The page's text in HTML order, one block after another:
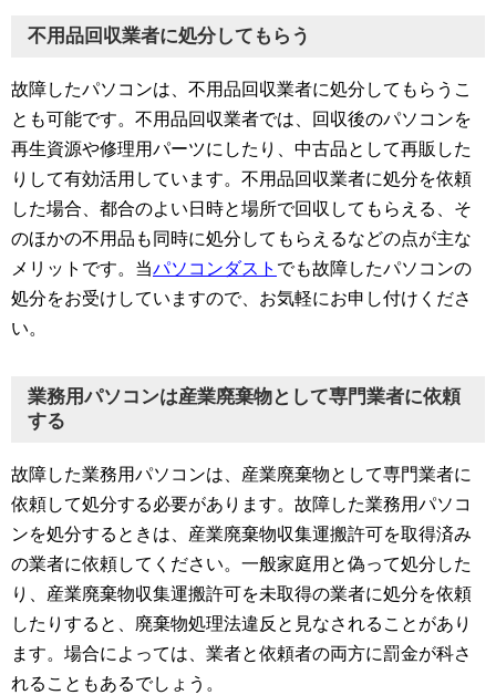
不用品回収業者に処分してもらう
故障したパソコンは、不用品回収業者に処分してもらうこ
とも可能です。不用品回収業者では、回収後のパソコンを
再生資源や修理用パーツにしたり、中古品として再販した
りして有効活用しています。不用品回収業者に処分を依頼
した場合、都合のよい日時と場所で回収してもらえる、そ
のほかの不用品も同時に処分してもらえるなどの点が主な
メリットです。当パソコンダスト でも故障したパソコンの
処分をお受けしていますので、お気軽にお申し付けくださ
い。
業務用パソコンは産業廃棄物として専門業者に依頼
する
故障した業務用パソコンは、産業廃棄物として専門業者に
依頼して処分する必要があります。故障した業務用パソコ
ンを処分するときは、産業廃棄物収集運搬許可を取得済み
の業者に依頼してください。一般家庭用と偽って処分した
り、産業廃棄物収集運搬許可を未取得の業者に処分を依頼
したりすると、廃棄物処理法違反と見なされることがあり
ます。場合によっては、業者と依頼者の両方に罰金が科さ
れることもあるでしょう。